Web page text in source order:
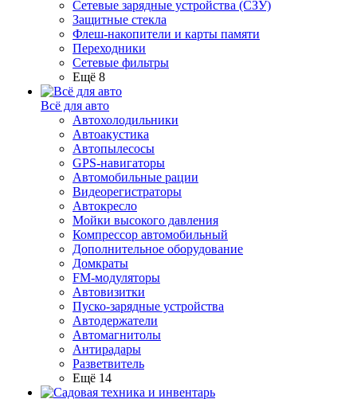
Сетевые зарядные устройства (СЗУ)
Защитные стекла
Флеш-накопители и карты памяти
Переходники
Сетевые фильтры
Ещё 8
Всё для авто
Автохолодильники
Автоакустика
Автопылесосы
GPS-навигаторы
Автомобильные рации
Видеорегистраторы
Автокресло
Мойки высокого давления
Компрессор автомобильный
Дополнительное оборудование
Домкраты
FM-модуляторы
Автовизитки
Пуско-зарядные устройства
Автодержатели
Автомагнитолы
Антирадары
Разветвитель
Ещё 14